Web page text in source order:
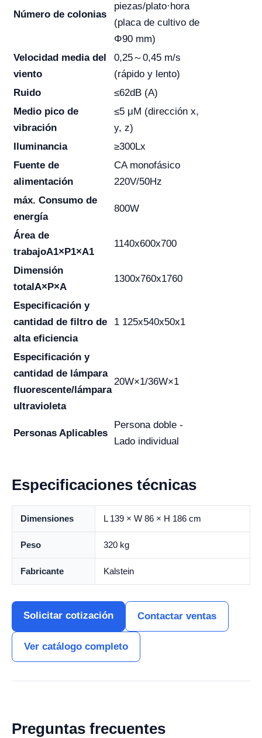
Número de colonias
piezas/plato·hora
(placa de cultivo de
Φ90 mm)
Velocidad media del
viento
0,25～0,45 m/s
(rápido y lento)
Ruido
≤62dB (A)
Medio pico de
vibración
≤5 μM (dirección x,
y, z)
Iluminancia
≥300Lx
Fuente de
alimentación
CA monofásico
220V/50Hz
máx. Consumo de
energía
800W
Área de
trabajoA1×P1×A1
1140x600x700
Dimensión
totalA×P×A
1300x760x1760
Especificación y
cantidad de filtro de
alta eficiencia
1 125x540x50x1
Especificación y
cantidad de lámpara
fluorescente/lámpara
ultravioleta
20W×1/36W×1
Personas Aplicables
Persona doble -
Lado individual
Especificaciones técnicas
Dimensiones L 139 × W 86 × H 186 cm
Peso 320 kg
Fabricante Kalstein
Solicitar cotización Contactar ventas
Ver catálogo completo
Preguntas frecuentes